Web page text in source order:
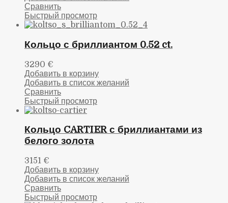
Сравнить
Быстрый просмотр
Кольцо с бриллиантом 0.52 ct.
3290 €
Добавить в корзину
Добавить в список желаний
Сравнить
Быстрый просмотр
Кольцо CARTIER с бриллиантами из
белого золота
3151 €
Добавить в корзину
Добавить в список желаний
Сравнить
Быстрый просмотр